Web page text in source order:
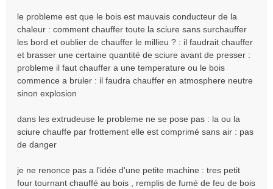
le probleme est que le bois est mauvais conducteur de la
chaleur : comment chauffer toute la sciure sans surchauffer
les bord et oublier de chauffer le millieu ? : il faudrait chauffer
et brasser une certaine quantité de sciure avant de presser :
probleme il faut chauffer a une temperature ou le bois
commence a bruler : il faudra chauffer en atmosphere neutre
sinon explosion
dans les extrudeuse le probleme ne se pose pas : la ou la
sciure chauffe par frottement elle est comprimé sans air : pas
de danger
je ne renonce pas a l'idée d'une petite machine : tres petit
four tournant chauffé au bois , remplis de fumé de feu de bois